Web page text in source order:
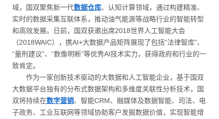
域，国双聚焦新一代数据仓库、认知计算领域，通过构建精准、
实时的数据采集互联体系，推动油气能源等战略行业的智能转型
和高效发展。日前，国双获邀出席2018世界人工智能大会
（2018WAIC），携AI+大数据产品矩阵展现了包括“法律智库”、
“量刑建议”、“数像明断”等优秀AI技术实力，获得政府和行业的一
致肯定。
作为一家创新技术驱动的大数据和人工智能企业，基于国双
大数据平台独有的分布式数据架构和多维度关联性分析技术，国
双将持续在数字营销、智能CRM、融媒体及数据智能、司法、电
子政务、工业互联网等领域协助客户发掘数据价值，实现智能增